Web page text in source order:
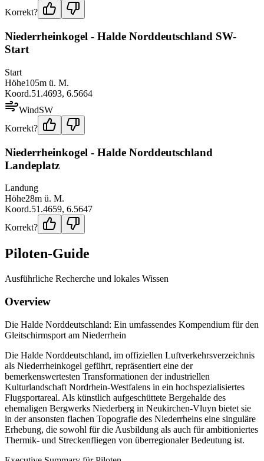
Korrekt?
Niederrheinkogel - Halde Norddeutschland SW-
Start
Start
Höhe105m ü. M.
Koord.51.4693, 6.5664
WindSW
Korrekt?
Niederrheinkogel - Halde Norddeutschland
Landeplatz
Landung
Höhe28m ü. M.
Koord.51.4659, 6.5647
Korrekt?
Piloten-Guide
Ausführliche Recherche und lokales Wissen
Overview
Die Halde Norddeutschland: Ein umfassendes Kompendium für den
Gleitschirmsport am Niederrhein
Die Halde Norddeutschland, im offiziellen Luftverkehrsverzeichnis
als Niederrheinkogel geführt, repräsentiert eine der
bemerkenswertesten Transformationen der industriellen
Kulturlandschaft Nordrhein-Westfalens in ein hochspezialisiertes
Flugsportareal. Als künstlich aufgeschüttete Bergehalde des
ehemaligen Bergwerks Niederberg in Neukirchen-Vluyn bietet sie
in der ansonsten flachen Topografie des Niederrheins eine singuläre
Erhebung, die sowohl für die Ausbildung als auch für ambitioniertes
Thermik- und Streckenfliegen von überregionaler Bedeutung ist.